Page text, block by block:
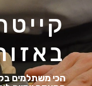
הכי משתלמים